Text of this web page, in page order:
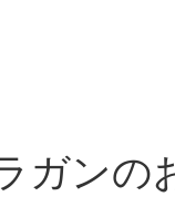
ガンの